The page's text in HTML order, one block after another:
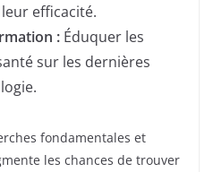
efficacité.
: Éduquer les
sur les dernières
fondamentales et
les chances de trouver